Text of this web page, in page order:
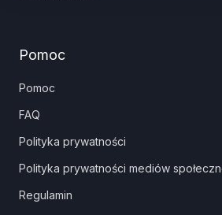
Pomoc
Pomoc
FAQ
Polityka prywatności
Polityka prywatności mediów
Regulamin